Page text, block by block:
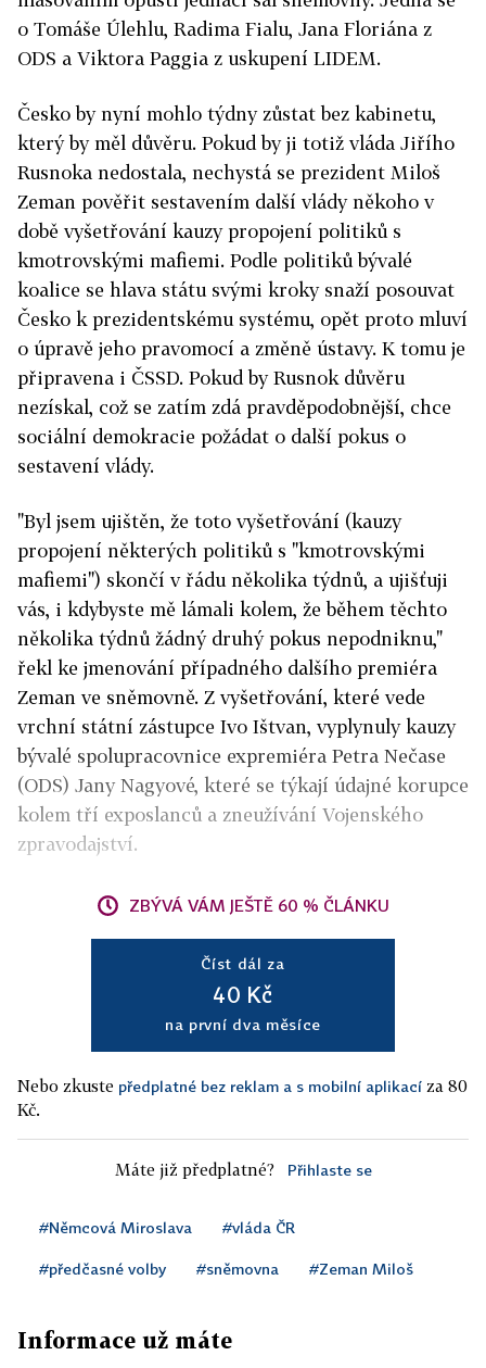
o Tomáše Úlehlu, Radima Fialu, Jana Floriána z
ODS a Viktora Paggia z uskupení LIDEM.
Česko by nyní mohlo týdny zůstat bez kabinetu,
který by měl důvěru. Pokud by ji totiž vláda Jiřího
Rusnoka nedostala, nechystá se prezident Miloš
Zeman pověřit sestavením další vlády někoho v
době vyšetřování kauzy propojení politiků s
kmotrovskými mafiemi. Podle politiků bývalé
koalice se hlava státu svými kroky snaží posouvat
Česko k prezidentskému systému, opět proto mluví
o úpravě jeho pravomocí a změně ústavy. K tomu je
připravena i ČSSD. Pokud by Rusnok důvěru
nezískal, což se zatím zdá pravděpodobnější, chce
sociální demokracie požádat o další pokus o
sestavení vlády.
"Byl jsem ujištěn, že toto vyšetřování (kauzy
propojení některých politiků s "kmotrovskými
mafiemi") skončí v řádu několika týdnů, a ujišťuji
vás, i kdybyste mě lámali kolem, že během těchto
několika týdnů žádný druhý pokus nepodniknu,"
řekl ke jmenování případného dalšího premiéra
Zeman ve sněmovně. Z vyšetřování, které vede
vrchní státní zástupce Ivo Ištvan, vyplynuly kauzy
bývalé spolupracovnice expremiéra Petra Nečase
(ODS) Jany Nagyové, které se týkají údajné korupce
kolem tří exposlanců a zneužívání Vojenského
zpravodajství.
ZBÝVÁ VÁM JEŠTĚ 60 % ČLÁNKU
Číst dál za
40 Kč
na první dva měsíce
Nebo zkuste předplatné bez reklam a s mobilní aplikací za 80
Kč.
Máte již předplatné? Přihlaste se
#Němcová Miroslava #vláda ČR
#předčasné volby #sněmovna #Zeman Miloš
Informace už máte